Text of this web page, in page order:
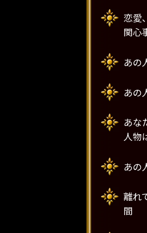
恋愛
関心
あの
あの
あな
人物
あの
離れ
間